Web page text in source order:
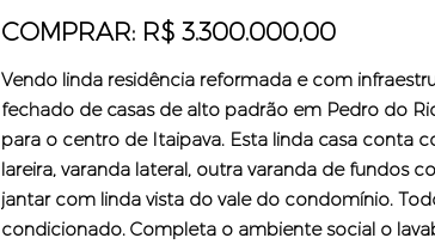
COMPRAR: R$ 3.300.000,00
Vendo linda residência reformada e com
fechado de casas de alto padrão em Pedro do
para o centro de Itaipava. Esta linda casa conta
lareira, varanda lateral, outra varanda de fundos
jantar com linda vista do vale do condomínio.
condicionado. Completa o ambiente social o